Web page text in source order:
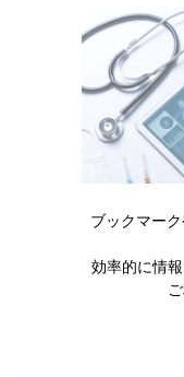
基本情報・安
レパーサ皮下
ブックマー
効率的に情